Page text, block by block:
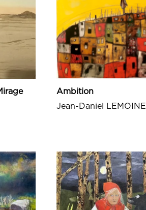
Ambition
Jean-Daniel LEMOINE